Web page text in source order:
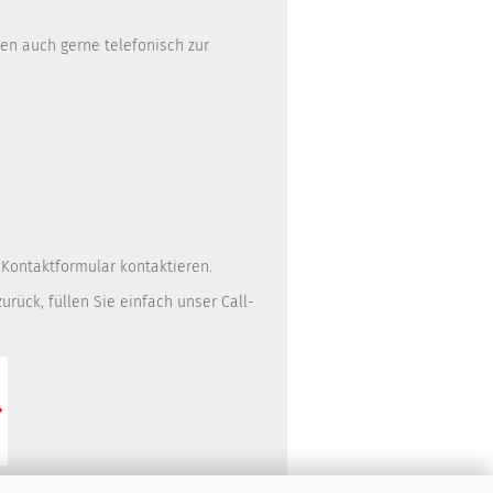
auch gerne telefonisch zur
Kontaktformular kontaktieren.
füllen Sie einfach unser Call-